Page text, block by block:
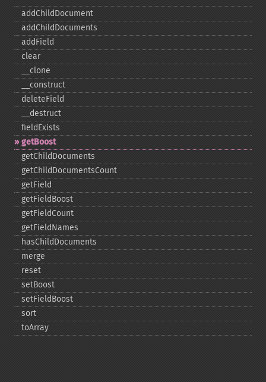
addChildDocument
addChildDocuments
addField
clear
_​_​clone
_​_​construct
deleteField
_​_​destruct
fieldExists
getBoost
getChildDocuments
getChildDocumentsCount
getField
getFieldBoost
getFieldCount
getFieldNames
hasChildDocuments
merge
reset
setBoost
setFieldBoost
sort
toArray